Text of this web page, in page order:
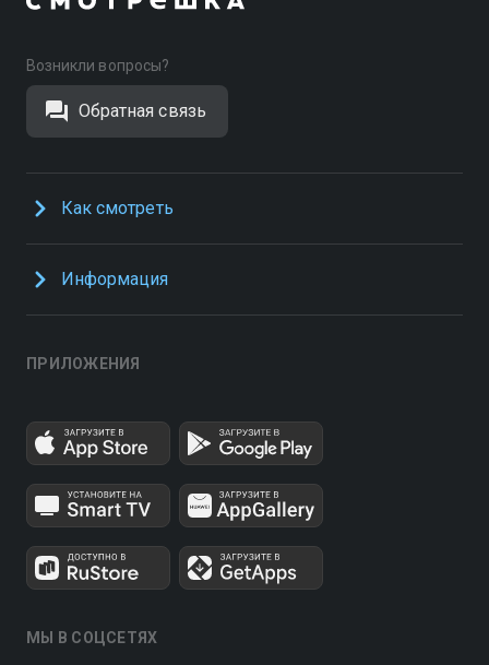
Возникли вопросы?
Обратная связь
Как смотреть
Информация
ПРИЛОЖЕНИЯ
МЫ В СОЦСЕТЯХ